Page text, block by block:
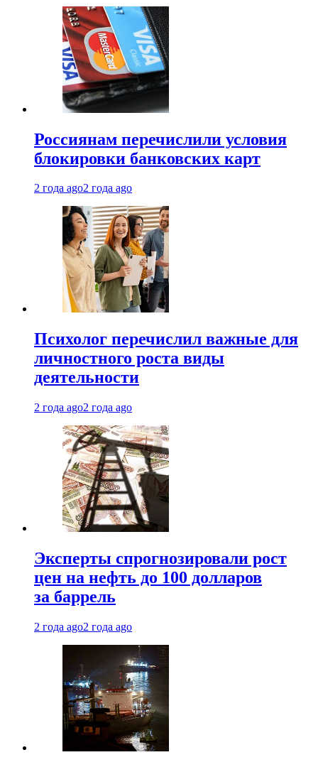
Россиянам перечислили условия
блокировки банковских карт
2 года ago2 года ago
Психолог перечислил важные для
личностного роста виды
деятельности
2 года ago2 года ago
Эксперты спрогнозировали рост
цен на нефть до 100 долларов
за баррель
2 года ago2 года ago